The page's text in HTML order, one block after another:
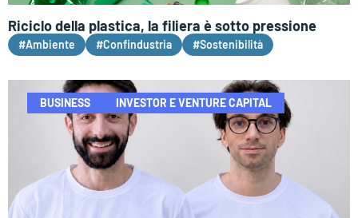
Riciclo della plastica, la filiera è sotto pressione
#Ambiente #Confindustria #Sostenibilità
BUSINESS INVESTOR E VENTURE CAPITAL